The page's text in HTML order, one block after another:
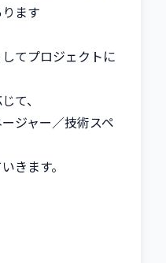
ます
てプロジェクトに
て、
ジャー／技術スペ
きます。